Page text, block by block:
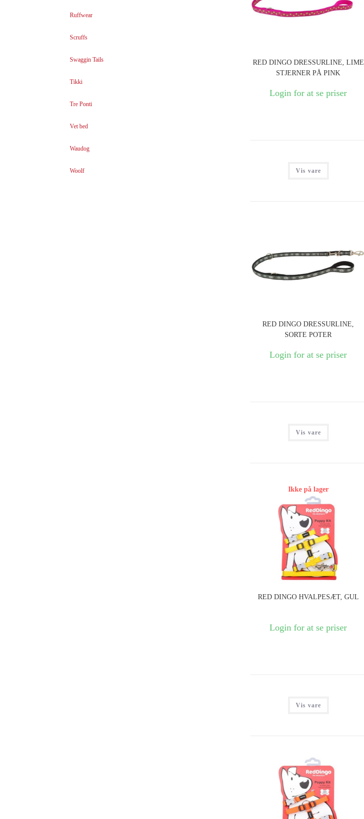
Ruffwear
Scruffs
Swaggin Tails
Tikki
Tre Ponti
Vet bed
Waudog
Woolf
RED DINGO DRESSURLINE, LIME
STJERNER PÅ PINK
Login for at se priser
Vis vare
RED DINGO DRESSURLINE,
SORTE POTER
Login for at se priser
Vis vare
Ikke på lager
RED DINGO HVALPESÆT, GUL
Login for at se priser
Vis vare